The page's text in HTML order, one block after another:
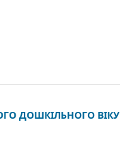
ДОШКІЛЬНОГО ВІКУ